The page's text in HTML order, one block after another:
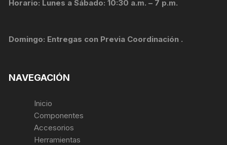
Horario: Lunes a Sábado: 10:30 a.m. – 7 p.m.
Domingo: Entregas con Previa Coordinación .
NAVEGACIÓN
Inicio
Componentes
Accesorios
Herramientas